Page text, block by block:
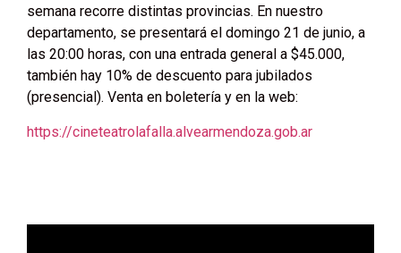
semana recorre distintas provincias. En nuestro
departamento, se presentará el domingo 21 de junio, a
las 20:00 horas, con una entrada general a $45.000,
también hay 10% de descuento para jubilados
(presencial). Venta en boletería y en la web:
https://cineteatrolafalla.alvearmendoza.gob.ar